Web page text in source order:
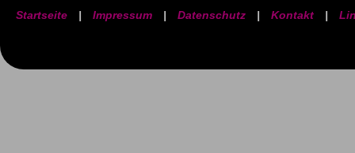
Startseite | Impressum | Datenschutz | Kontakt |